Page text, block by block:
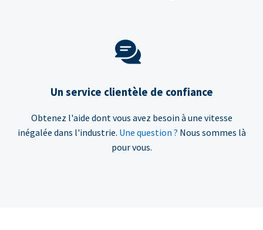
Un service clientèle de confiance
Obtenez l'aide dont vous avez besoin à une vitesse
inégalée dans l'industrie. Une question ? Nous sommes là
pour vous.